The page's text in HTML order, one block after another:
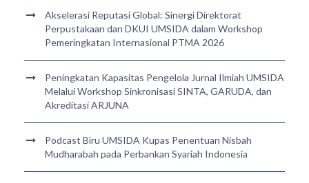
Akselerasi Reputasi Global: Sinergi Direktorat
Perpustakaan dan DKUI UMSIDA dalam Workshop
Pemeringkatan Internasional PTMA 2026
Peningkatan Kapasitas Pengelola Jurnal Ilmiah UMSIDA
Melalui Workshop Sinkronisasi SINTA, GARUDA, dan
Akreditasi ARJUNA
Podcast Biru UMSIDA Kupas Penentuan Nisbah
Mudharabah pada Perbankan Syariah Indonesia